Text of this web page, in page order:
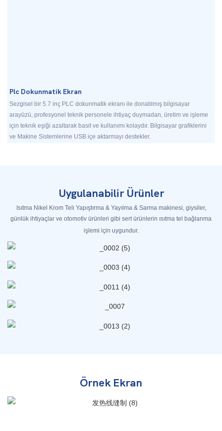
Plc Dokunmatik Ekran
Sezgisel bir 5.7 inç PLC dokunmatik ekranı ile donatılmış bilgisayar
arayüzü, profesyonel teknik personele ihtiyaç duymadan, üretim ve işleme
için teknik eşiği azaltarak basit ve kullanımı kolaydır. Bilgisayar grafiklerini
ve Makine Sistemlerine USB içe aktarmayı destekler.
Uygulanabilir Ürünler
Isıtma Nikel Krom Teli Yapıştırma & Yayılma & Sarma makinesi, giysiler,
günlük ihtiyaçlar ve otomotiv ürünleri gibi sert ürünlerin ısıtma tel bağlanma
işlemi için uygundur.
Örnek Ekran